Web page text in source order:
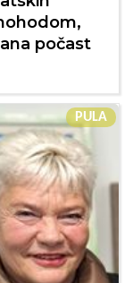
počast
PULA